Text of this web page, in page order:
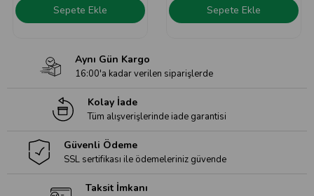
Sepete Ekle Sepete Ekle
Aynı Gün Kargo
16:00'a kadar verilen siparişlerde
Kolay İade
Tüm alışverişlerinde iade garantisi
Güvenli Ödeme
SSL sertifikası ile ödemeleriniz güvende
Taksit İmkanı